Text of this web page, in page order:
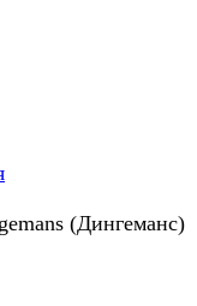
(Дингеманс)